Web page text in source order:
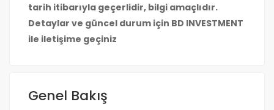
tarih itibarıyla geçerlidir, bilgi amaçlıdır.
Detaylar ve güncel durum için BD INVESTMENT
ile iletişime geçiniz
Genel Bakış